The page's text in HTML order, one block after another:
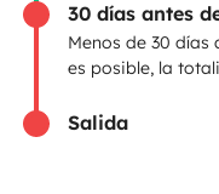
30 días antes
Menos de 30 días
es posible, la
Salida
Seguros de alquiler
Asistencias de
Ayuda propietario